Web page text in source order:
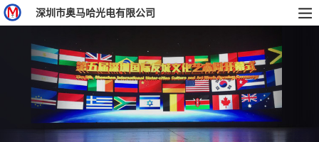
深圳市奥马哈光电有限公司